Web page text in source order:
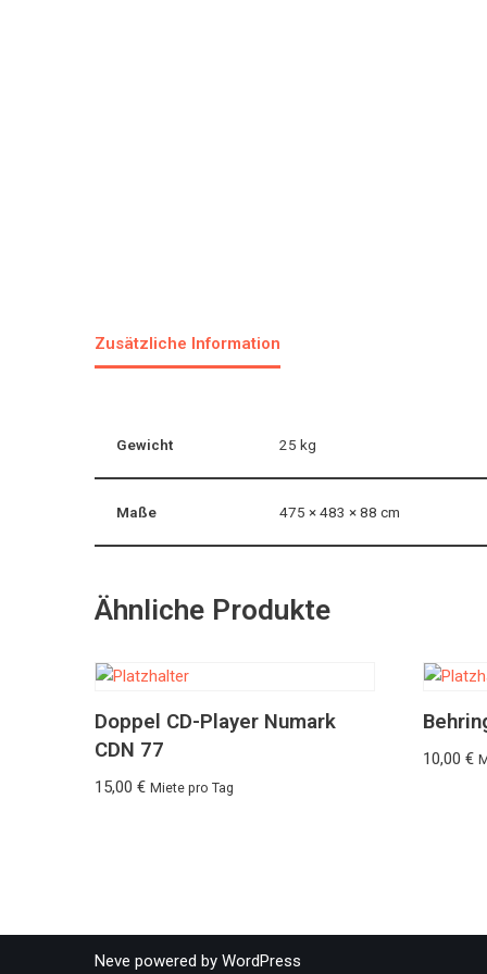
Zusätzliche Information
Gewicht 25 kg
Maße 475 × 483 × 88 cm
Ähnliche Produkte
Doppel CD-Player Numark
CDN 77
15,00 € Miete pro Tag
10,00€
Neve powered by WordPress